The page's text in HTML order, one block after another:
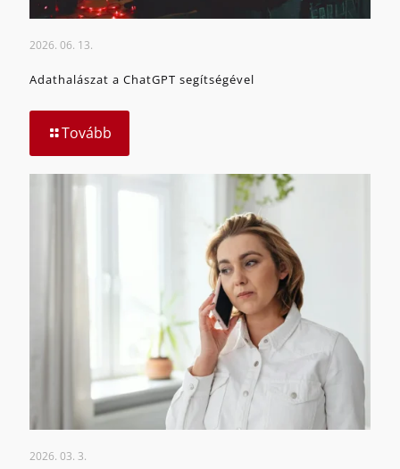
2026. 06. 13.
Adathalászat a ChatGPT segítségével
Tovább
2026. 03. 3.